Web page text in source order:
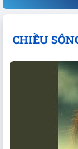
CHIỀU